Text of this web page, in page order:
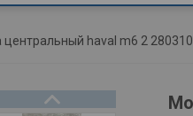
haval m6 2